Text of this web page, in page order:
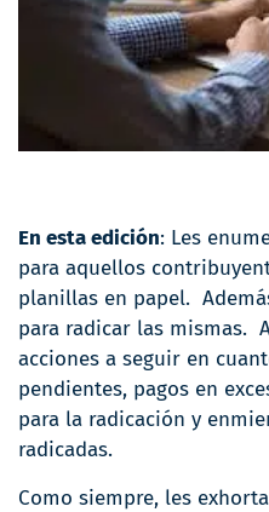
En esta edición: Les
para aquellos
planillas en papel.
para radicar las mismas.
acciones a seguir en
pendientes, pagos en
para la radicación y
radicadas.
Como siempre, les